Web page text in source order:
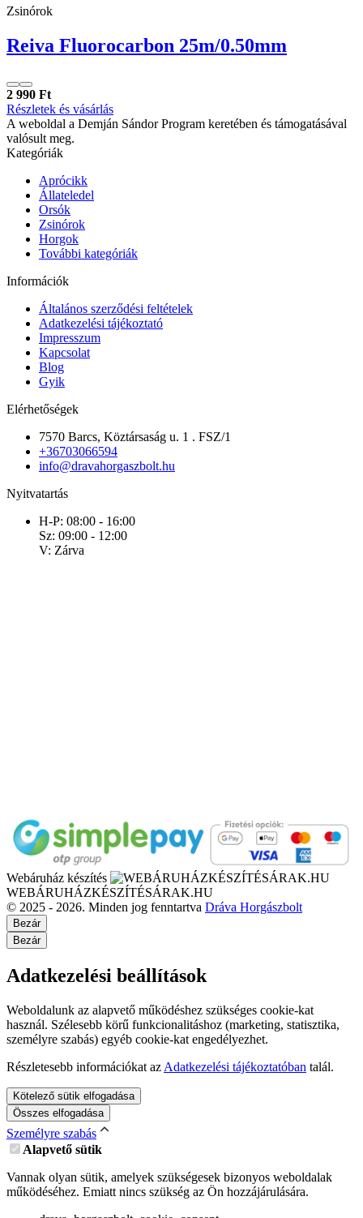
Zsinórok
Reiva Fluorocarbon 25m/0.50mm
2 990 Ft
Részletek és vásárlás
A weboldal a Demján Sándor Program keretében és támogatásával
valósult meg.
Kategóriák
Aprócikk
Állateledel
Orsók
Zsinórok
Horgok
További kategóriák
Információk
Általános szerződési feltételek
Adatkezelési tájékoztató
Impresszum
Kapcsolat
Blog
Gyik
Elérhetőségek
7570 Barcs, Köztársaság u. 1 . FSZ/1
+36703066594
info@dravahorgaszbolt.hu
Nyitvatartás
H-P: 08:00 - 16:00
Sz: 09:00 - 12:00
V: Zárva
Webáruház készítés
WEBÁRUHÁZKÉSZÍTÉSÁRAK.HU
© 2025 - 2026. Minden jog fenntartva Dráva Horgászbolt
Bezár
Bezár
Adatkezelési beállítások
Weboldalunk az alapvető működéshez szükséges cookie-kat
használ. Szélesebb körű funkcionalitáshoz (marketing, statisztika,
személyre szabás) egyéb cookie-kat engedélyezhet.
Részletesebb információkat az Adatkezelési tájékoztatóban talál.
Kötelező sütik elfogadása
Összes elfogadása
Személyre szabás
Alapvető sütik
Vannak olyan sütik, amelyek szükségesek bizonyos weboldalak
működéséhez. Emiatt nincs szükség az Ön hozzájárulására.